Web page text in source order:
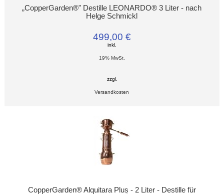
„CopperGarden®" Destille LEONARDO® 3 Liter - nach
Helge Schmickl
499,00 €
inkl.
19% MwSt.
zzgl.
Versandkosten
CopperGarden® Alquitara Plus - 2 Liter - Destille für